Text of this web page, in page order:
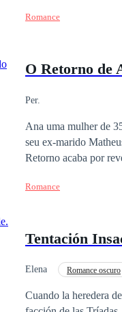
Romance
O Retorno de
Per.
Ana uma mulher de 35
seu ex-marido
Retorno acaba por
de tudo o que
Romance
Tentación
Elena Romance oscuro
Cuando la heredera